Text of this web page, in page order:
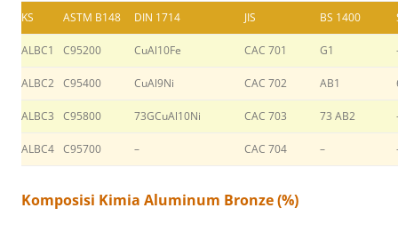
KS ASTM B148 DIN 1714 JIS BS 1400
ALBC1 C95200 CuAl10Fe CAC 701 G1
ALBC2 C95400 CuAl9Ni CAC 702 AB1
ALBC3 C95800 73GCuAl10Ni CAC 703 73 AB2
ALBC4 C95700 – CAC 704 –
Komposisi Kimia Aluminum Bronze (%)